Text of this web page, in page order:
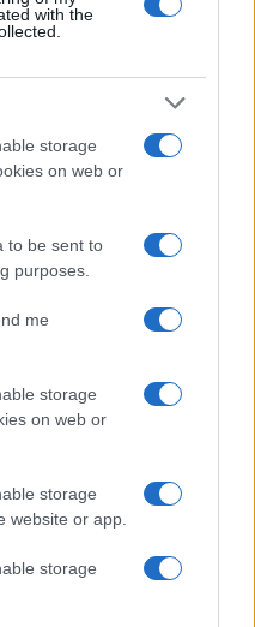
with the
storage
on web or
to be sent to
purposes.
me
storage
on web or
storage
website or app.
storage